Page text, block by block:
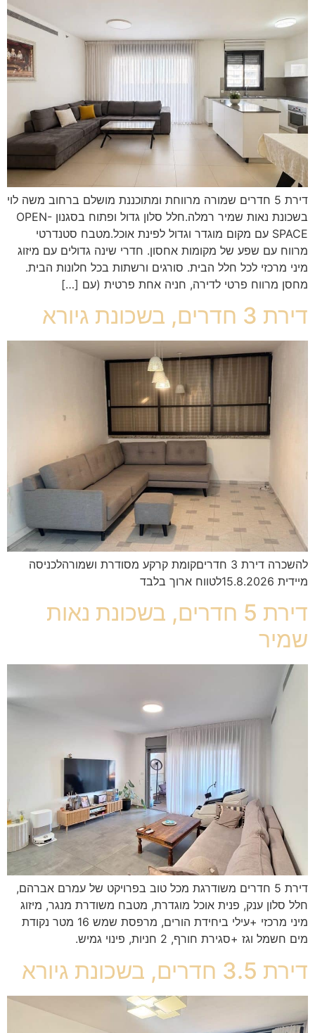
דירת 5 חדרים שמורה מרווחת ומתוכננת מושלם ברחוב משה לוי
בשכונת נאות שמיר רמלה.חלל סלון גדול ופתוח בסגנון OPEN-
SPACE עם מקום מוגדר וגדול לפינת אוכל.מטבח סטנדרטי
מרווח עם שפע של מקומות אחסון. חדרי שינה גדולים עם מיזוג
מיני מרכזי לכל חלל הבית. סורגים ורשתות בכל חלונות הבית.
מחסן מרווח פרטי לדירה, חניה אחת פרטית (עם […]
דירת 3 חדרים, בשכונת גיורא
להשכרה דירת 3 חדריםקומת קרקע מסודרת ושמורהלכניסה
מיידית 15.8.2026לטווח ארוך בלבד
דירת 5 חדרים, בשכונת נאות
שמיר
דירת 5 חדרים משודרגת מכל טוב בפרויקט של עמרם אברהם,
חלל סלון ענק, פנית אוכל מוגדרת, מטבח משודרת מנגר, מיזוג
מיני מרכזי +עילי ביחידת הורים, מרפסת שמש 16 מטר נקודת
מים חשמל וגז +סגירת חורף, 2 חניות, פינוי גמיש.
דירת 3.5 חדרים, בשכונת גיורא